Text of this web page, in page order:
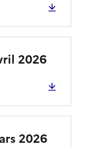
2026
2026